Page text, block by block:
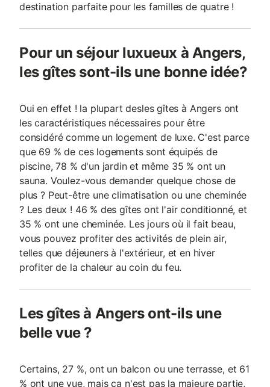
destination parfaite pour les familles de quatre !
Pour un séjour luxueux à Angers,
les gîtes sont-ils une bonne idée?
Oui en effet ! la plupart desles gîtes à Angers ont
les caractéristiques nécessaires pour être
considéré comme un logement de luxe. C'est parce
que 69 % de ces logements sont équipés de
piscine, 78 % d'un jardin et même 35 % ont un
sauna. Voulez-vous demander quelque chose de
plus ? Peut-être une climatisation ou une cheminée
? Les deux ! 46 % des gîtes ont l'air conditionné, et
35 % ont une cheminée. Les jours où il fait beau,
vous pouvez profiter des activités de plein air,
telles que déjeuners à l'extérieur, et en hiver
profiter de la chaleur au coin du feu.
Les gîtes à Angers ont-ils une
belle vue ?
Certains, 27 %, ont un balcon ou une terrasse, et 61
% ont une vue, mais ça n'est pas la majeure partie,